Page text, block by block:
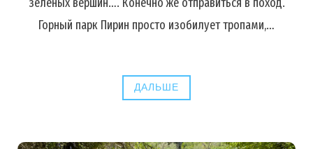
Горный парк Пирин просто изобилует тропами,…
ДАЛЬШЕ